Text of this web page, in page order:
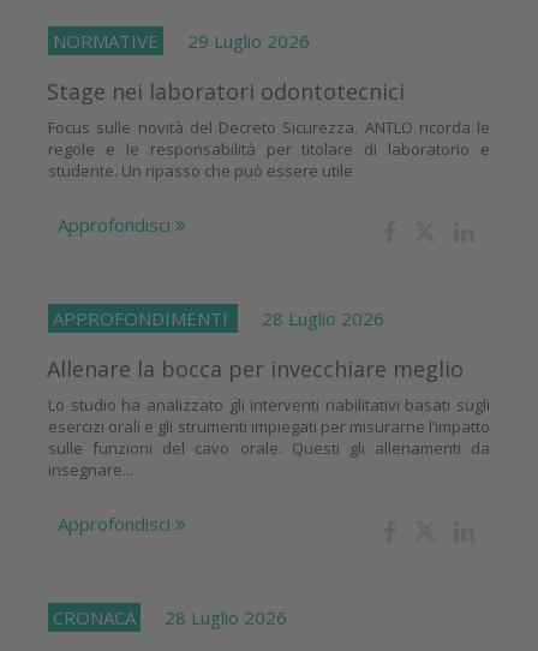
NORMATIVE 29 Luglio 2026
Stage nei laboratori odontotecnici
Focus sulle novità del Decreto Sicurezza. ANTLO ricorda le
regole e le responsabilità per titolare di laboratorio e
studente. Un ripasso che può essere utile
Approfondisci
APPROFONDIMENTI 28 Luglio 2026
Allenare la bocca per invecchiare meglio
Lo studio ha analizzato gli interventi riabilitativi basati sugli
esercizi orali e gli strumenti impiegati per misurarne l’impatto
sulle funzioni del cavo orale. Questi gli allenamenti da
insegnare...
Approfondisci
CRONACA 28 Luglio 2026